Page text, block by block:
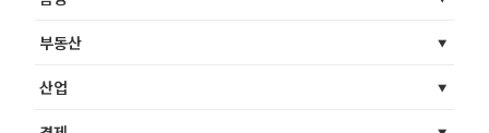
부동산
산업